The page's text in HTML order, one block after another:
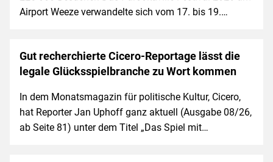
Airport Weeze verwandelte sich vom 17. bis 19.…
Gut recherchierte Cicero-Reportage lässt die
legale Glücksspielbranche zu Wort kommen
In dem Monatsmagazin für politische Kultur, Cicero,
hat Reporter Jan Uphoff ganz aktuell (Ausgabe 08/26,
ab Seite 81) unter dem Titel „Das Spiel mit…